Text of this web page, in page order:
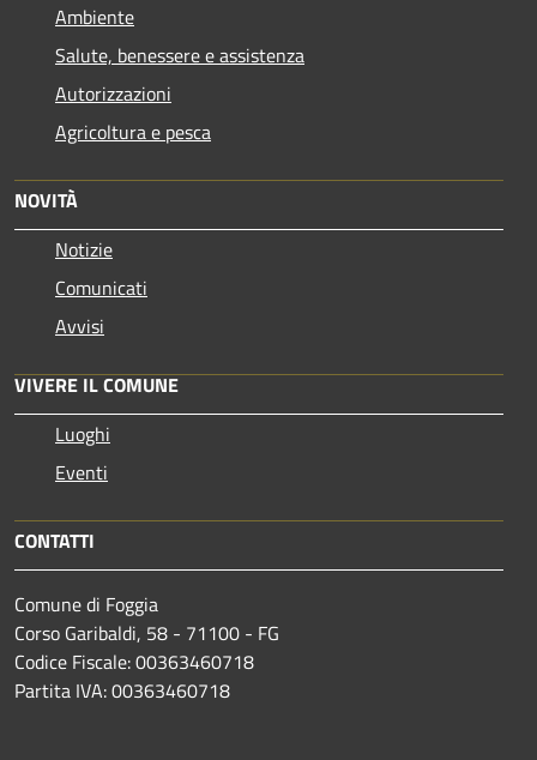
Ambiente
Salute, benessere e assistenza
Autorizzazioni
Agricoltura e pesca
NOVITÀ
Notizie
Comunicati
Avvisi
VIVERE IL COMUNE
Luoghi
Eventi
CONTATTI
Comune di Foggia
Corso Garibaldi, 58 - 71100 - FG
Codice Fiscale: 00363460718
Partita IVA: 00363460718